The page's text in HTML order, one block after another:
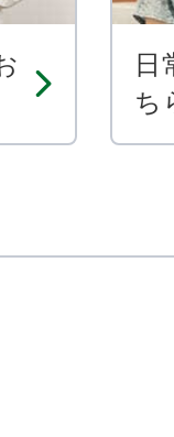
日
ち